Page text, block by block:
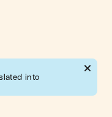
into